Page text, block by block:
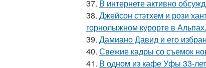
37. В интернете активно
38. Джейсон стэтхем и рози
горнолыжном курорте в Альпах.
39. Дамиано Давид и его
40. Свежие кадры со съемок
41. В одном из кафе Уфы 33-